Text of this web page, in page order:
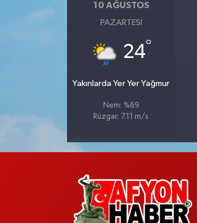
10 AĞUSTOS
PAZARTESI
24°
Yakınlarda Yer Yer Yağmur
Nem: %69
Rüzgar: 7.11 m/s